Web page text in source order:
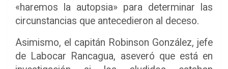
«haremos la autopsia» para determinar las
circunstancias que antecedieron al deceso.
Asimismo, el capitán Robinson González, jefe
de Labocar Rancagua, aseveró que está en